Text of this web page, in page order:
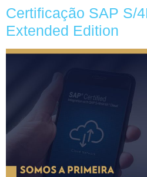
Certificação SAP S/
Extended Edition